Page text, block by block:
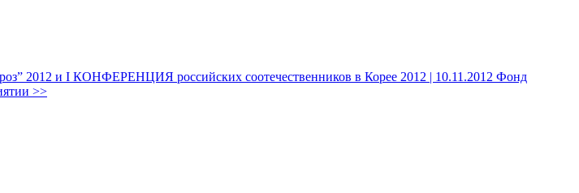
2012 и I КОНФЕРЕНЦИЯ российских соотечественников в Корее 2012 | 10.11.2012 Фонд
>>